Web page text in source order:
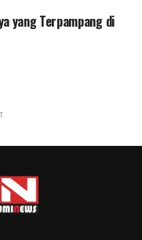
yang Terpampang di